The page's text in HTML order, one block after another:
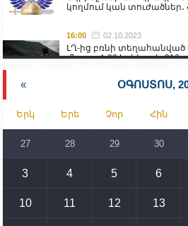
կողմում կան տուժածներ․
16:00 02.10.2023
ԼՂ-ից բռնի տեղահանված
մնացած 20 երեխա և 216
նախարարության
Իրանը կողմ է
տրանսպորտային
զարգացմանը, սակայն ոչ՝
սահմանների
15:10 02.10.2023
սպառնալիքները
պատգամավորը Գորիսում
« ՕԳՈՍՏՈՍ,
Երկ Երե Չոր Հին
27 28 29 30
3 4 5 6
10 11 12 13